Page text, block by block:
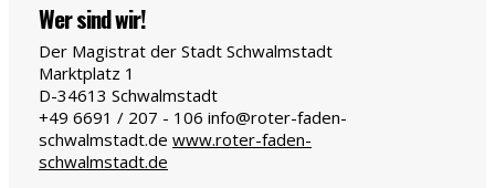
Wer sind wir!
Der Magistrat der Stadt Schwalmstadt
Marktplatz 1
D-34613 Schwalmstadt
+49 6691 / 207 - 106 info@roter-faden-
schwalmstadt.de www.roter-faden-
schwalmstadt.de